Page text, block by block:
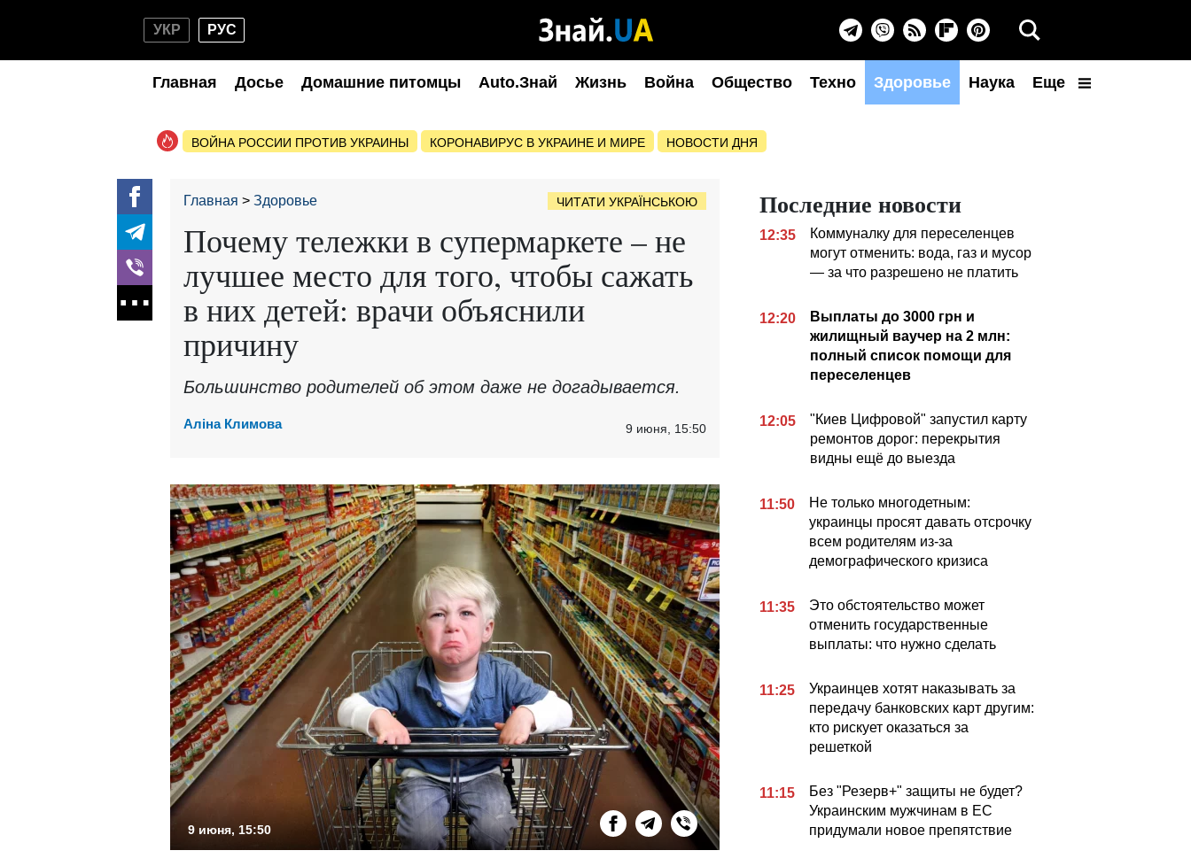
УКР РУС
Главная Досье Домашние питомцы Auto.Знай Жизнь Война Общество Техно Здоровье Наука Еще
ВОЙНА РОССИИ ПРОТИВ УКРАИНЫ КОРОНАВИРУС В УКРАИНЕ И МИРЕ НОВОСТИ ДНЯ
Главная Здоровье ЧИТАТИ УКРАЇНСЬКОЮ
Почему тележки в супермаркете – не
лучшее место для того, чтобы сажать
в них детей: врачи объяснили
причину
Большинство родителей об этом даже не догадывается.
Аліна Климова 9 июня, 15:50
9 июня, 15:50
Последние новости
12:35
Коммуналку для переселенцев
могут отменить: вода, газ и мусор
— за что разрешено не платить
12:20
Выплаты до 3000 грн и
жилищный ваучер на 2 млн:
полный список помощи для
переселенцев
12:05
"Киев Цифровой" запустил карту
ремонтов дорог: перекрытия
видны ещё до выезда
11:50
Не только многодетным:
украинцы просят давать отсрочку
всем родителям из-за
демографического кризиса
11:35
Это обстоятельство может
отменить государственные
выплаты: что нужно сделать
11:25
Украинцев хотят наказывать за
передачу банковских карт другим:
кто рискует оказаться за
решеткой
11:15
Без "Резерв+" защиты не будет?
Украинским мужчинам в ЕС
придумали новое препятствие